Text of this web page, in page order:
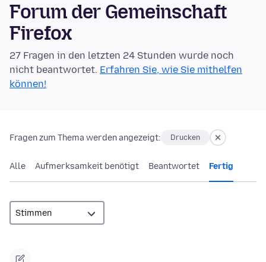
Forum der Gemeinschaft
Firefox
27 Fragen in den letzten 24 Stunden wurde noch
nicht beantwortet. Erfahren Sie, wie Sie mithelfen
können!
Fragen zum Thema werden angezeigt: Drucken
Alle Aufmerksamkeit benötigt Beantwortet Fertig